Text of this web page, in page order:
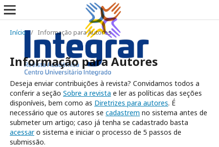
Início / Informação para Autores
Informação para Autores
Deseja enviar contribuições à revista? Convidamos todos a
conferir a seção Sobre a revista e ler as políticas das seções
disponíveis, bem como as Diretrizes para autores. É
necessário que os autores se cadastrem no sistema antes de
submeter um artigo; caso já tenha se cadastrado basta
acessaro sistema e iniciar o processo de 5 passos de
submissão.